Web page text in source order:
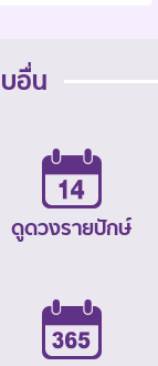
อื่น
ดูดวงรายปักษ์